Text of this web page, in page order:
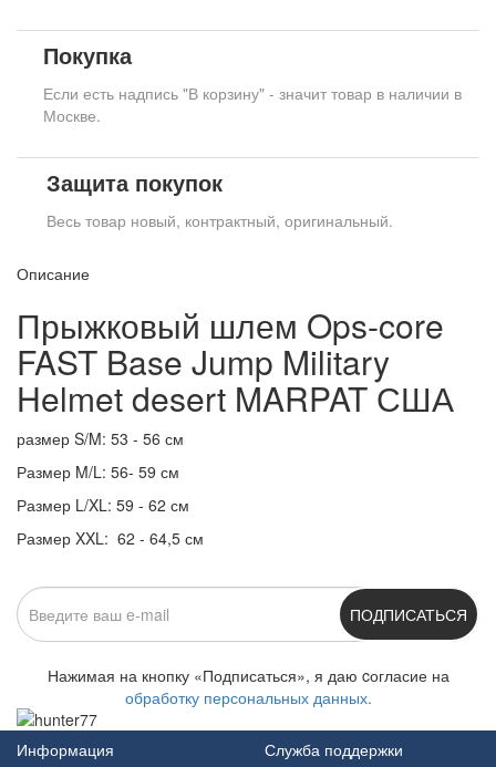
Покупка
Если есть надпись "В корзину" - значит товар в наличии в
Москве.
Защита покупок
Весь товар новый, контрактный, оригинальный.
Описание
Прыжковый шлем Ops-core
FAST Base Jump Military
Helmet desert MARPAT США
размер S/M: 53 - 56 см
Размер M/L: 56- 59 см
Размер L/XL: 59 - 62 см
Размер XXL: 62 - 64,5 см
ПОДПИСАТЬСЯ
Нажимая на кнопку «Подписаться», я даю cогласие на
обработку персональных данных.
Информация Служба поддержки